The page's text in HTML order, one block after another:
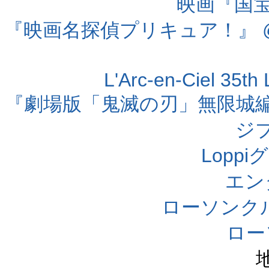
『映画名探偵プリキュア！
L'Arc-en-Ciel 35th
『劇場版「鬼滅の刃」無限
ジ
Loppi
エ
ローソンク
ロ